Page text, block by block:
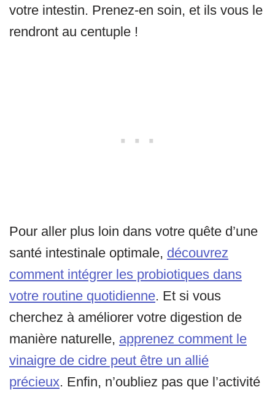
votre intestin. Prenez-en soin, et ils vous le
rendront au centuple !
Pour aller plus loin dans votre quête d’une
santé intestinale optimale, découvrez
comment intégrer les probiotiques dans
votre routine quotidienne. Et si vous
cherchez à améliorer votre digestion de
manière naturelle, apprenez comment le
vinaigre de cidre peut être un allié
précieux. Enfin, n’oubliez pas que l’activité